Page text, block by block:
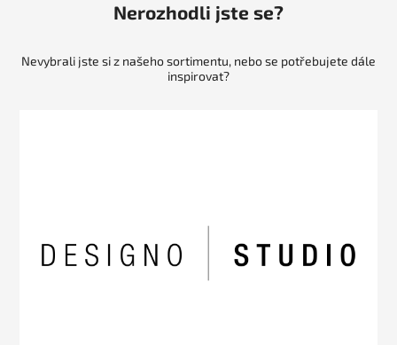
Nerozhodli jste se?
Nevybrali jste si z našeho sortimentu, nebo se potřebujete dále
inspirovat?